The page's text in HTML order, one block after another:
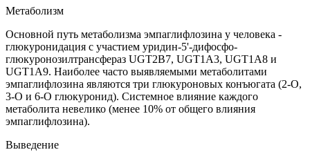
Метаболизм
Основной путь метаболизма эмпаглифлозина у человека -
глюкуронидация с участием уридин-5'-дифосфо-
глюкуронозилтрансфераз UGT2B7, UGT1A3, UGT1A8 и
UGT1A9. Наиболее часто выявляемыми метаболитами
эмпаглифлозина являются три глюкуроновых конъюгата (2-О,
3-О и 6-О глюкуронид). Системное влияние каждого
метаболита невелико (менее 10% от общего влияния
эмпаглифлозина).
Выведение